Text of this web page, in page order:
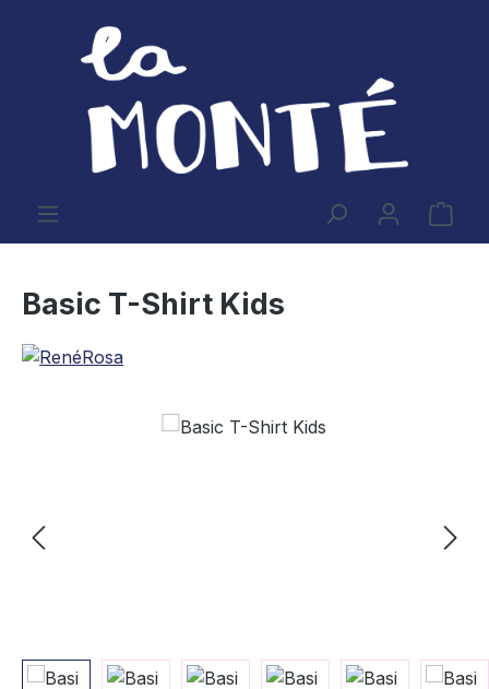
Zum Hauptinhalt springen
Basic T-Shirt Kids